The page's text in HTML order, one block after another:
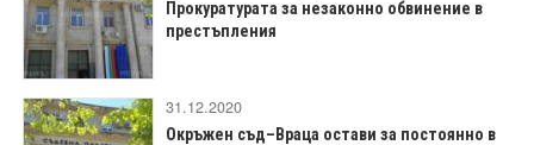
Прокуратурата за незаконно обвинение в
престъпления
31.12.2020
Окръжен съд–Враца остави за постоянно в